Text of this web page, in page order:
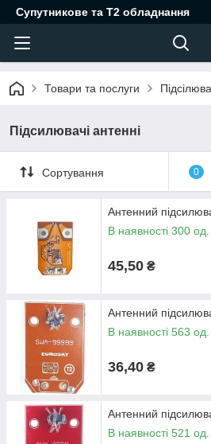
Супутникове та Т2 обладнання
Товари та послуги
Підсилювачі антенні
Сортування 0
Антенний
В наявності 300 од.
45,50 ₴
Антенний
В наявності 563 од.
36,40 ₴
Антенний
В наявності 521 од.